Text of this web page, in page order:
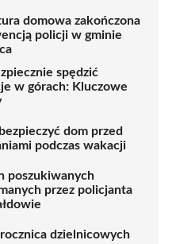
domowa zakończona
policji w gminie
spędzić
w górach: Kluczowe
dom przed
podczas wakacji
poszukiwanych
przez policjanta
dzielnicowych